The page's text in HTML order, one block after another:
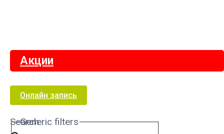
Акции
Онлайн запись
Search
Generic filters